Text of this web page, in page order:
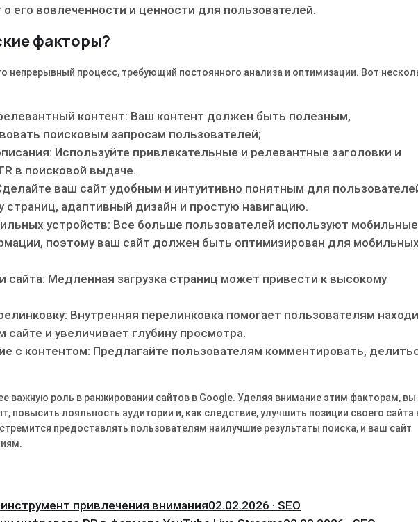
его вовлеченности и ценности для пользователей.
факторы?
непрерывный процесс, требующий постоянного анализа и оптимизации. Вот
контент: Ваш контент должен быть полезным,
поисковым запросам пользователей;
Используйте привлекательные и релевантные заголовки и
в поисковой выдаче.
ваш сайт удобным и интуитивно понятным для
страниц, адаптивный дизайн и простую навигацию.
устройств: Все больше пользователей используют мобильные
поэтому ваш сайт должен быть оптимизирован для мобильных
сайта: Медленная загрузка страниц может привести к высокому
Внутренняя перелинковка помогает пользователям
и увеличивает глубину просмотра.
с контентом: Предлагайте пользователям комментировать,
важную роль в ранжировании сайтов в Google. Уделяя внимание этим факторам, вы
повысить лояльность аудитории и, как следствие, улучшить позиции своего сайта
предоставлять пользователям наилучшие результаты поиска, и ваш сайт
привлечения внимания02.02.2026 · SEO